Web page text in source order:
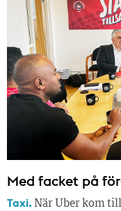
Med facket på
Taxi. När Uber kom